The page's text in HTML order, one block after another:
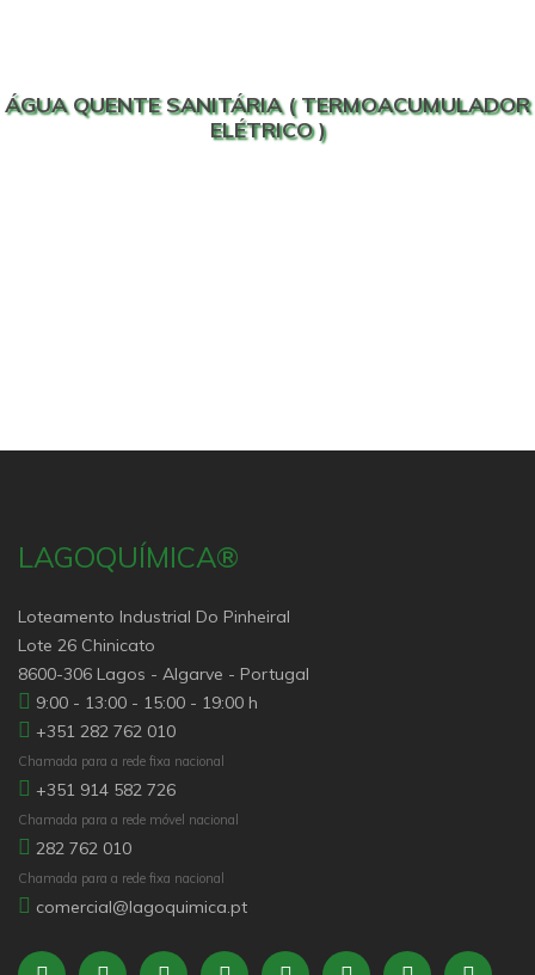
ÁGUA QUENTE SANITÁRIA ( TERMOACUMULADOR
ELÉTRICO )
LAGOQUÍMICA®
Loteamento Industrial Do Pinheiral
Lote 26 Chinicato
8600-306 Lagos - Algarve - Portugal
9:00 - 13:00 - 15:00 - 19:00 h
+351 282 762 010
Chamada para a rede fixa nacional
+351 914 582 726
Chamada para a rede móvel nacional
282 762 010
Chamada para a rede fixa nacional
comercial@lagoquimica.pt